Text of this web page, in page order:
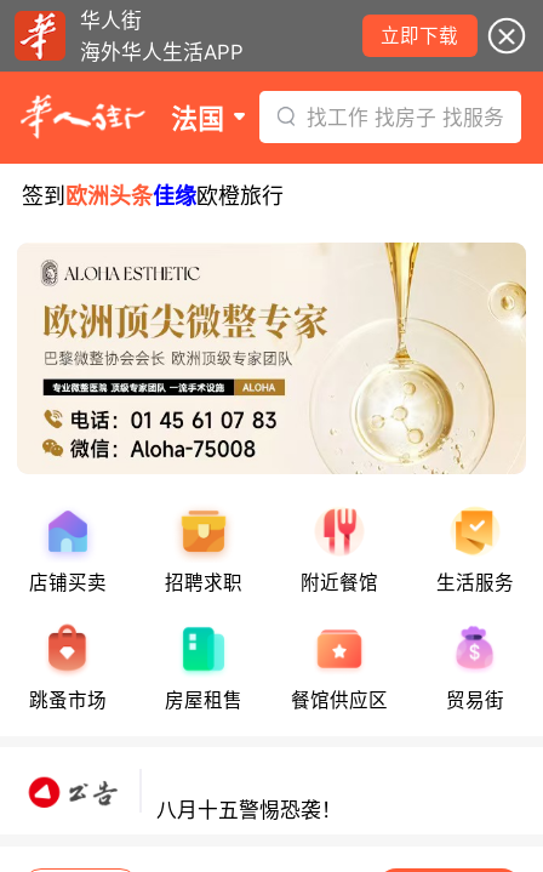
华人街
海外华人生活APP
立即下载
法国 找工作 找房子 找服务
签到 欧洲头条佳缘欧橙旅行
店铺买卖 招聘求职 附近餐馆 生活服务
跳蚤市场 房屋租售 餐馆供应区 贸易街
八月十五警惕恐袭！